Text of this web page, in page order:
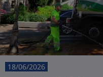
18/06/2026